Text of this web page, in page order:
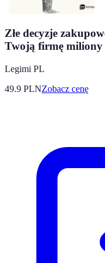
Złe decyzje
Twoją firmę miliony
Legimi PL
49.9 PLNZobacz cenę